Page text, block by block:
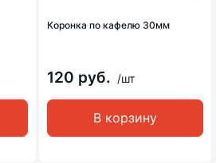
Коронка по кафелю 30мм
120 руб. /шт
В корзину